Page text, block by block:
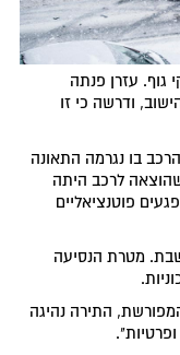
גוף. עזרן פנתה
ודרשה כי זו
בו נגרמה התאונה
לרכב היתה
פוטנציאליים
מטרת הנסיעה
התירה נהיגה